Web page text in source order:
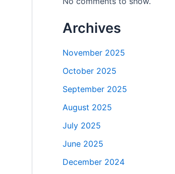
Archives
November 2025
October 2025
September 2025
August 2025
July 2025
June 2025
December 2024